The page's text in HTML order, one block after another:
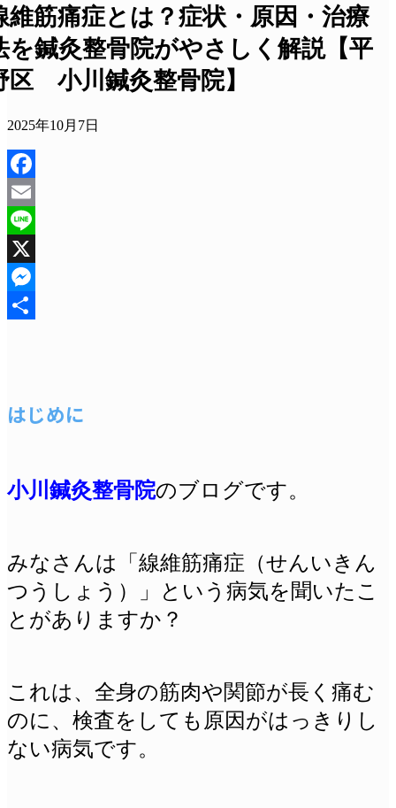
維筋痛症とは？症状・原因・治療
を鍼灸整骨院がやさしく解説【平
区 小川鍼灸整骨院】
2025年10月7日
Facebook
Email
Line
X
Messenger
はじめに
小川鍼灸整骨院のブログです。
みなさんは「線維筋痛症（せんいきん
つうしょう）」という病気を聞いたこ
とがありますか？
これは、全身の筋肉や関節が長く痛む
のに、検査をしても原因がはっきりし
ない病気です。